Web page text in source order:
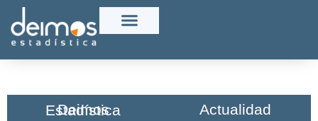
Deimos Estadística​ Actualidad